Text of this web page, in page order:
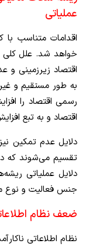
عملیاتی
اقدامات متناسب
خواهد شد. علل
اقتصاد زیرزمینی
به طور مستقیم و
رسمی اقتصاد را
اقتصاد و به تبع
دلایل عدم تمکین
تقسیم می‌شوند که
دلایل عملیاتی
جنس فعالیت و نوع
ضعف نظام
نظام اطلاعاتی